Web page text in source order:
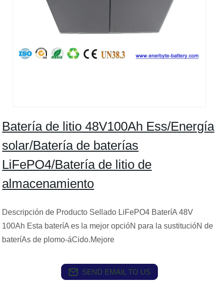
Batería de litio 48V100Ah Ess/Energía
solar/Batería de baterías
LiFePO4/Batería de litio de
almacenamiento
Descripción de Producto Sellado LiFePO4 BateríA 48V
100Ah Esta bateríA es la mejor opcióN para la sustitucióN de
bateríAs de plomo-áCido.Mejore
SEND EMAIL TO US